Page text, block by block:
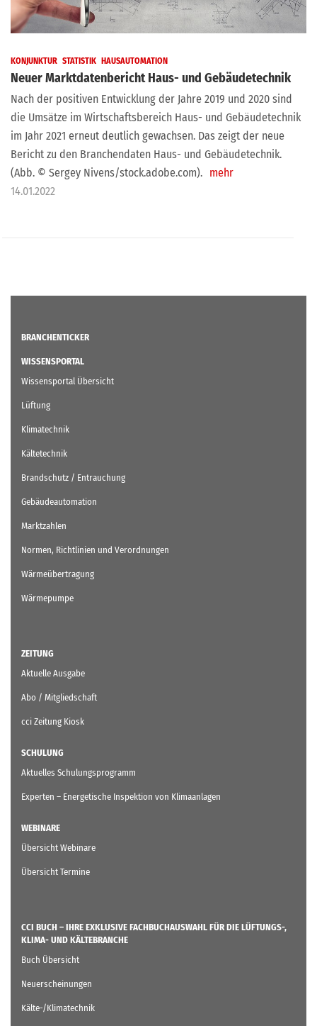
KONJUNKTUR STATISTIK HAUSAUTOMATION
Neuer Marktdatenbericht Haus- und Gebäudetechnik
Nach der positiven Entwicklung der Jahre 2019 und 2020 sind
die Umsätze im Wirtschaftsbereich Haus- und Gebäudetechnik
im Jahr 2021 erneut deutlich gewachsen. Das zeigt der neue
Bericht zu den Branchendaten Haus- und Gebäudetechnik.
(Abb. © Sergey Nivens/stock.adobe.com). mehr
14.01.2022
BRANCHENTICKER
WISSENSPORTAL
Wissensportal Übersicht
Lüftung
Klimatechnik
Kältetechnik
Brandschutz / Entrauchung
Gebäudeautomation
Marktzahlen
Normen, Richtlinien und Verordnungen
Wärmeübertragung
Wärmepumpe
ZEITUNG
Aktuelle Ausgabe
Abo / Mitgliedschaft
cci Zeitung Kiosk
SCHULUNG
Aktuelles Schulungsprogramm
Experten – Energetische Inspektion von Klimaanlagen
WEBINARE
Übersicht Webinare
Übersicht Termine
CCI BUCH – IHRE EXKLUSIVE FACHBUCHAUSWAHL FÜR DIE LÜFTUNGS-,
KLIMA- UND KÄLTEBRANCHE
Buch Übersicht
Neuerscheinungen
Kälte-/Klimatechnik